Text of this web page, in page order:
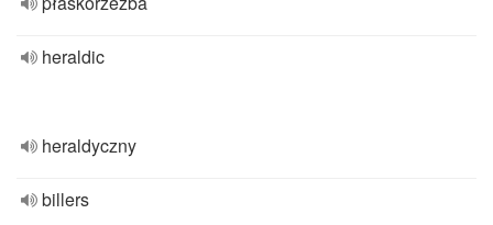
heraldic
heraldyczny
billers